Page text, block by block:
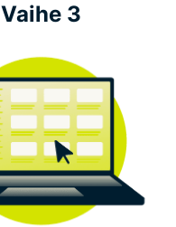
Vaihe 3